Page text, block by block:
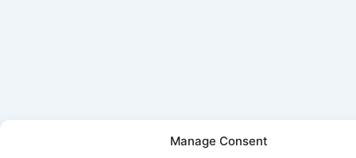
Manage Consent